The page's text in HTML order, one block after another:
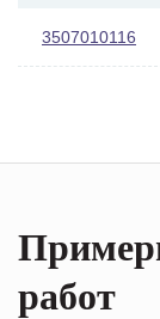
3507010116
работ